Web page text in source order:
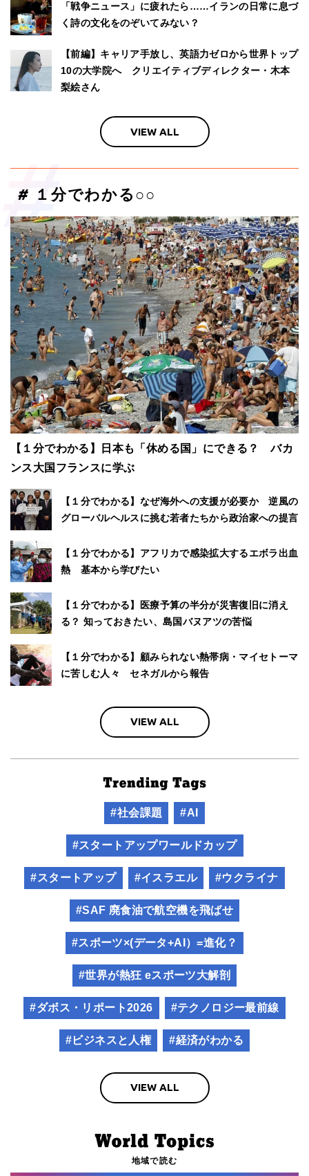
「戦争ニュース」に疲れたら……イランの日常に息づ
く詩の文化をのぞいてみない？
【前編】キャリア手放し、英語力ゼロから世界トップ
10の大学院へ クリエイティブディレクター・木本
梨絵さん
VIEW ALL
# １分でわかる○○
【１分でわかる】日本も「休める国」にできる？ バカ
ンス大国フランスに学ぶ
【１分でわかる】なぜ海外への支援が必要か 逆風の
グローバルヘルスに挑む若者たちから政治家への提言
【１分でわかる】アフリカで感染拡大するエボラ出血
熱 基本から学びたい
【１分でわかる】医療予算の半分が災害復旧に消え
る？ 知っておきたい、島国バヌアツの苦悩
【１分でわかる】顧みられない熱帯病・マイセトーマ
に苦しむ人々 セネガルから報告
VIEW ALL
#社会課題 #AI
#スタートアップワールドカップ
#スタートアップ #イスラエル #ウクライナ
#SAF 廃食油で航空機を飛ばせ
#スポーツ×(データ+AI）=進化？
#世界が熱狂 eスポーツ大解剖
#ダボス・リポート2026 #テクノロジー最前線
#ビジネスと人権 #経済がわかる
VIEW ALL
地域で読む